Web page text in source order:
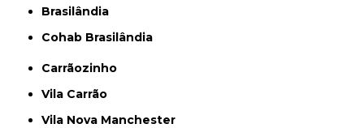
Brasilândia
Cohab Brasilândia
Carrãozinho
Vila Carrão
Vila Nova Manchester